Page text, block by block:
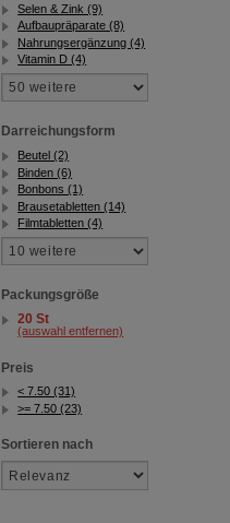
Selen & Zink (9)
Aufbaupräparate (8)
Nahrungsergänzung (4)
Vitamin D (4)
Darreichungsform
Beutel (2)
Binden (6)
Bonbons (1)
Brausetabletten (14)
Filmtabletten (4)
Packungsgröße
20 St
(auswahl entfernen)
Preis
< 7.50 (31)
>= 7.50 (23)
Sortieren nach